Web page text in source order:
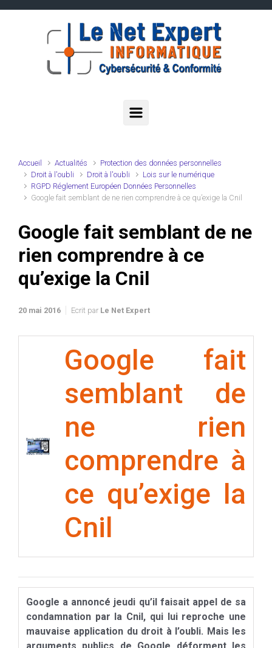
Accueil Actualités
Protection des données personnelles
Droit à l'oubli
Droit à l'oubli
Lois sur le numérique
RGPD Réglement Européen Données Personnelles
Google fait semblant de ne rien comprendre à ce qu’exige la Cnil
Google fait semblant de ne
rien comprendre à ce
qu’exige la Cnil
20 mai 2016 Ecrit par Le Net Expert
Google fait
semblant de
ne rien
comprendre à
ce qu’exige la
Cnil
Google a annoncé jeudi qu’il faisait appel de sa
condamnation par la Cnil, qui lui reproche une
mauvaise application du droit à l’oubli. Mais les